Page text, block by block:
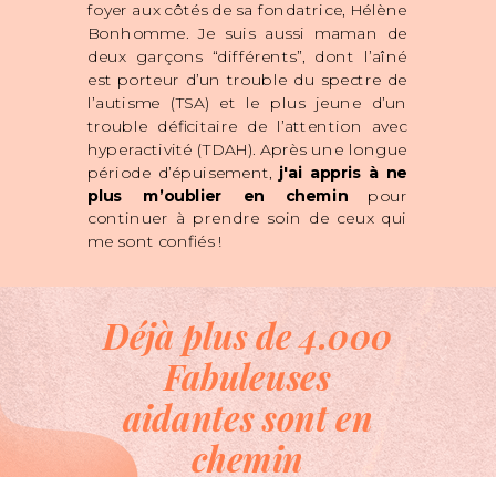
Déjà plus de 4.000
Fabuleuses
aidantes sont en
chemin
foyer aux côtés de sa fondatrice, Hélène
Bonhomme. Je suis aussi maman de
deux garçons “différents”, dont l’aîné
est porteur d’un trouble du spectre de
l’autisme (TSA) et le plus jeune d’un
trouble déficitaire de l’attention avec
hyperactivité (TDAH). Après une longue
période d’épuisement, j'ai appris à ne
plus m’oublier en chemin pour
continuer à prendre soin de ceux qui
me sont confiés !